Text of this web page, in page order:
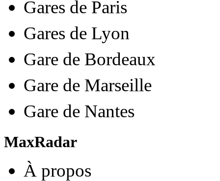
Gares de Paris
Gares de Lyon
Gare de Bordeaux
Gare de Marseille
Gare de Nantes
MaxRadar
À propos